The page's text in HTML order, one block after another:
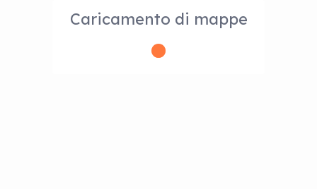
Caricamento di mappe